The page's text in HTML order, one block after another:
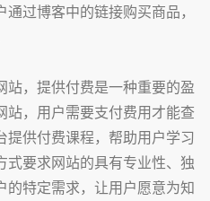
过博客中的链接购买商品，
站，提供付费是一种重要的盈
，用户需要支付费用才能查
提供付费课程，帮助用户学习
式要求网站的具有专业性、独
特定需求，让用户愿意为知